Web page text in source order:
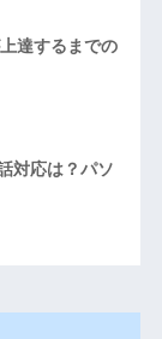
達するまでの
対応は？パソ